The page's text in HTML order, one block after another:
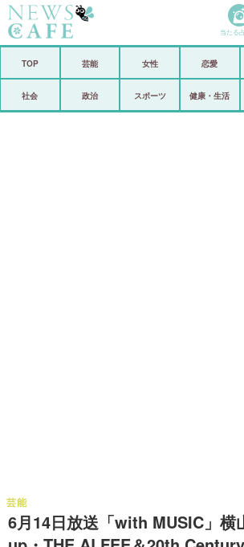
政治
当たる
TOP 芸能 女性 恋愛
社会 政治 スポーツ 健康・生活
6月14日放送「with MUSIC」
芸能